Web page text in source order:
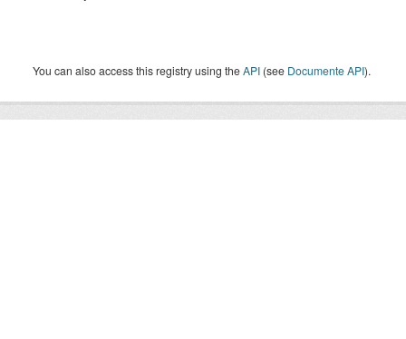
You can also access this registry using theAPI (see Documente API).